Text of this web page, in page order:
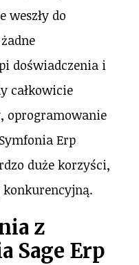
weszły do
doświadczenia i
całkowicie
oprogramowanie
Erp
duże korzyści,
z
Sage Erp